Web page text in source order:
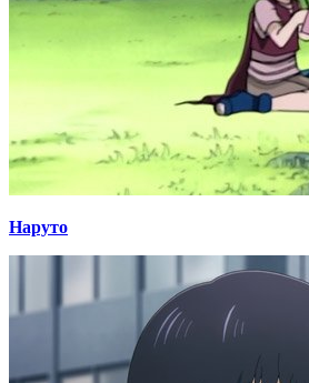
Наруто